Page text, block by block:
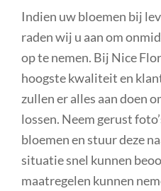
Indien uw bloemen bij
raden wij u aan om
op te nemen. Bij Nice
hoogste kwaliteit en
zullen er alles aan doen
lossen. Neem gerust
bloemen en stuur deze
situatie snel kunnen
maatregelen kunnen